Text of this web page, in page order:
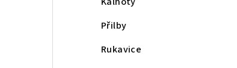
Přilby
Rukavice